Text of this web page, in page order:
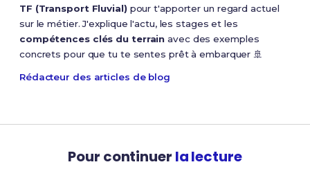
TF (Transport Fluvial) pour t'apporter un regard actuel
sur le métier. J'explique l'actu, les stages et les
compétences clés du terrain avec des exemples
concrets pour que tu te sentes prêt à embarquer 🚢
Rédacteur des articles de blog
Pour continuer la lecture